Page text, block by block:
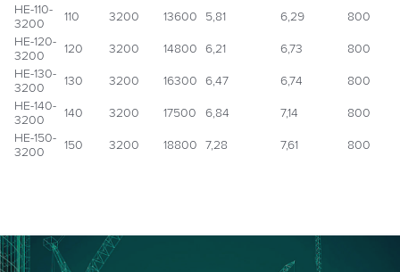
НЕ-110-
3200
110 3200 13600 5,81 6,29
800
НЕ-120-
3200
120 3200 14800 6,21 6,73
800
НЕ-130-
3200
130 3200 16300 6,47 6,74
800
НЕ-140-
3200
140 3200 17500 6,84 7,14
800
НЕ-150-
3200
150 3200 18800 7,28 7,61 800